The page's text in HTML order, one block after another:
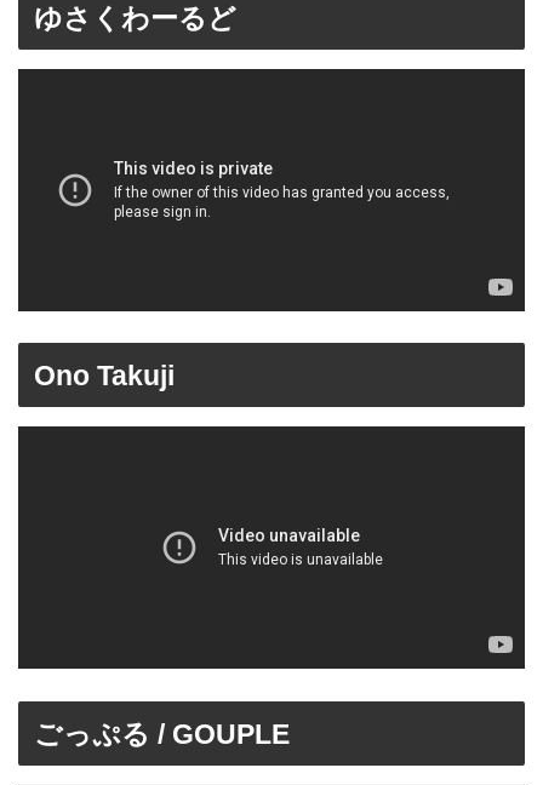
ゆさくわーるど
Ono Takuji
ごっぷる / GOUPLE